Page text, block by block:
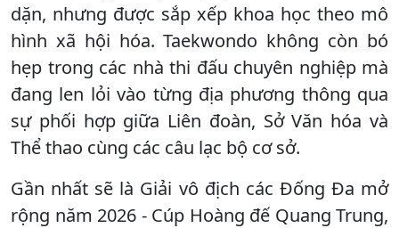
dặn, nhưng được sắp xếp khoa học theo mô
hình xã hội hóa. Taekwondo không còn bó
hẹp trong các nhà thi đấu chuyên nghiệp mà
đang len lỏi vào từng địa phương thông qua
sự phối hợp giữa Liên đoàn, Sở Văn hóa và
Thể thao cùng các câu lạc bộ cơ sở.
Gần nhất sẽ là Giải vô địch các Đống Đa mở
rộng năm 2026 - Cúp Hoàng đế Quang Trung,